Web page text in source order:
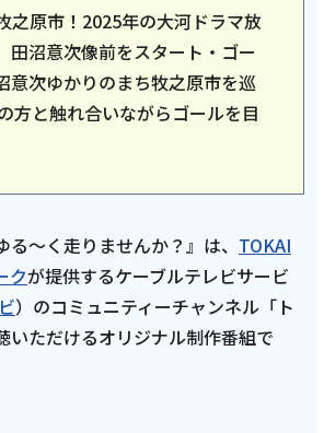
之原市！2025年の大河ドラマ放
田沼意次像前をスタート・ゴー
意次ゆかりのまち牧之原市を巡
方と触れ合いながらゴールを目
る～く走りませんか？』は、 TOKAI
クが提供するケーブルテレビサービ
）のコミュニティーチャンネル「ト
いただけるオリジナル制作番組で